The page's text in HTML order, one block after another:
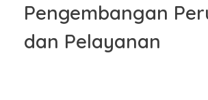
Pengembangan
dan Pelayanan